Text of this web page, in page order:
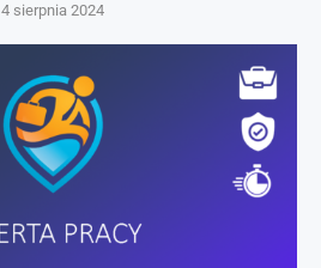
4 sierpnia 2024